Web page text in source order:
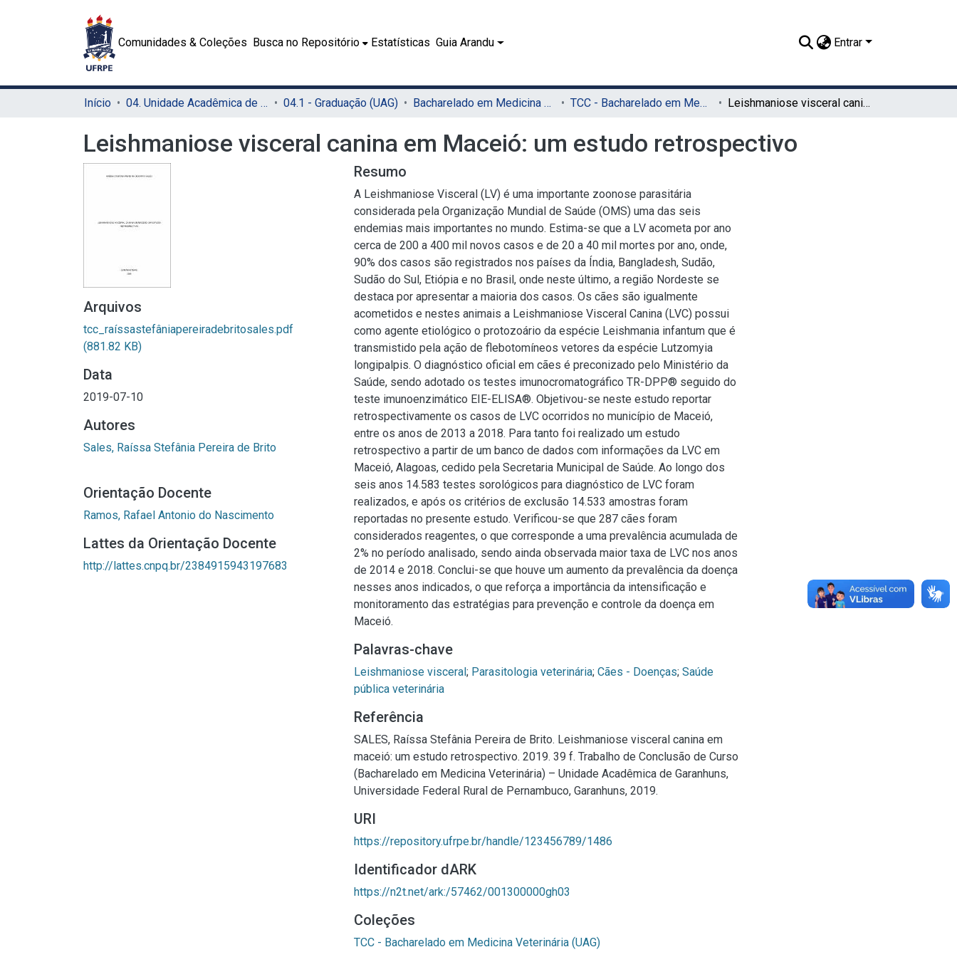
Comunidades & Coleções Busca no Repositório Estatísticas Guia Arandu Entrar
Início 04. Unidade Acadêmica de Garanhuns (UAG) 04.1 - Graduação (UAG) Bacharelado em Medicina Veterinária (UAG) TCC - Bacharelado em Medicina Veterinária (UAG) Leishmaniose visceral canina em Maceió: um estudo retrospectivo
Leishmaniose visceral canina em Maceió: um estudo retrospectivo
Arquivos
tcc_raíssastefâniapereiradebritosales.pdf
(881.82 KB)
Data
2019-07-10
Autores
Sales, Raíssa Stefânia Pereira de Brito
Orientação Docente
Ramos, Rafael Antonio do Nascimento
Lattes da Orientação Docente
http://lattes.cnpq.br/2384915943197683
Resumo
A Leishmaniose Visceral (LV) é uma importante zoonose parasitária
considerada pela Organização Mundial de Saúde (OMS) uma das seis
endemias mais importantes no mundo. Estima-se que a LV acometa por ano
cerca de 200 a 400 mil novos casos e de 20 a 40 mil mortes por ano, onde,
90% dos casos são registrados nos países da Índia, Bangladesh, Sudão,
Sudão do Sul, Etiópia e no Brasil, onde neste último, a região Nordeste se
destaca por apresentar a maioria dos casos. Os cães são igualmente
acometidos e nestes animais a Leishmaniose Visceral Canina (LVC) possui
como agente etiológico o protozoário da espécie Leishmania infantum que é
transmistido pela ação de flebotomíneos vetores da espécie Lutzomyia
longipalpis. O diagnóstico oficial em cães é preconizado pelo Ministério da
Saúde, sendo adotado os testes imunocromatográfico TR-DPP® seguido do
teste imunoenzimático EIE-ELISA®. Objetivou-se neste estudo reportar
retrospectivamente os casos de LVC ocorridos no município de Maceió,
entre os anos de 2013 a 2018. Para tanto foi realizado um estudo
retrospectivo a partir de um banco de dados com informações da LVC em
Maceió, Alagoas, cedido pela Secretaria Municipal de Saúde. Ao longo dos
seis anos 14.583 testes sorológicos para diagnóstico de LVC foram
realizados, e após os critérios de exclusão 14.533 amostras foram
reportadas no presente estudo. Verificou-se que 287 cães foram
considerados reagentes, o que corresponde a uma prevalência acumulada de
2% no período analisado, sendo ainda observada maior taxa de LVC nos anos
de 2014 e 2018. Conclui-se que houve um aumento da prevalência da doença
nesses anos indicados, o que reforça a importância da intensificação e
monitoramento das estratégias para prevenção e controle da doença em
Maceió.
Palavras-chave
Leishmaniose visceral; Parasitologia veterinária; Cães - Doenças; Saúde
pública veterinária
Referência
SALES, Raíssa Stefânia Pereira de Brito. Leishmaniose visceral canina em
maceió: um estudo retrospectivo. 2019. 39 f. Trabalho de Conclusão de Curso
(Bacharelado em Medicina Veterinária) – Unidade Acadêmica de Garanhuns,
Universidade Federal Rural de Pernambuco, Garanhuns, 2019.
URI
https://repository.ufrpe.br/handle/123456789/1486
Identificador dARK
https://n2t.net/ark:/57462/001300000gh03
Coleções
TCC - Bacharelado em Medicina Veterinária (UAG)